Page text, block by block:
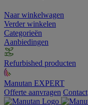
Naar winkelwagen
Verder winkelen
Categorieën
Aanbiedingen
Refurbished producten
Manutan EXPERT
Offerte aanvragen Contact